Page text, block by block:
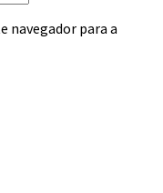
navegador para a